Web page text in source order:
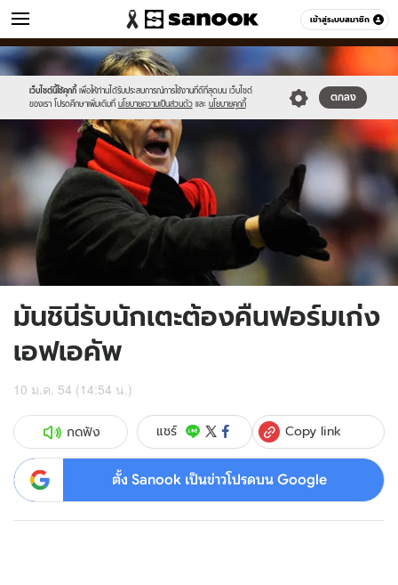
เข้าสู่ระบบสมาชิก
ข่าว หมวดอื่นๆ
เว็บไซต์นี้ใช้คุกกี้ เพื่อให้ท่านได้รับประสบการณ์การใช้งานที่ดีที่สุดบน เว็บไซต์
ของเรา โปรดศึกษาเพิ่มเติมที่ นโยบายความเป็นส่วนตัว และ นโยบายคุกกี้
ตกลง
Sanook
//s.isanook.com/sr/0/images/logo-
new-
sanook.png
600
60
//s.isanook.com/ns/0/ud/198/993880/Mancini.jpg
มันชินีรับนักเตะต้องคืนฟอร์มเก่ง
เอฟเอคัพ
10 ม.ค. 54 (14:54 น.)
กดฟัง แชร์ Copy link
ตั้ง Sanook เป็นข่าวโปรดบน Google